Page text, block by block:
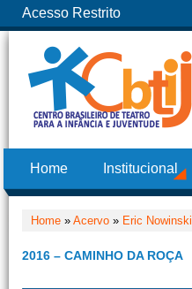
Acesso Restrito
Home Institucional
Home » Acervo » Eric Nowinski
2016 – CAMINHO DA ROÇA